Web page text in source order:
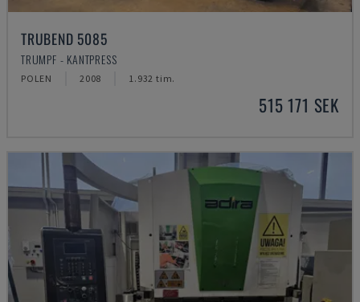
TRUBEND 5085
TRUMPF - KANTPRESS
POLEN 2008 1.932 tim.
515 171 SEK